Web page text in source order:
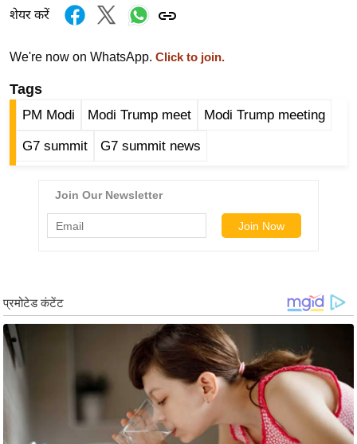
व
ज
ब्री
म
त
बॉ
ली
वु
शेयर करें
We're now on WhatsApp. Click to join.
Tags
PM Modi Modi Trump meet Modi Trump meeting
G7 summit G7 summit news